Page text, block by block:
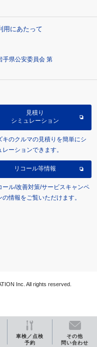
車検／点検
予約
その他
問い合わせ
用にあたって
手県公安委員会 第
見積り
シミュレーション
キのクルマの見積りを簡単にシ
レーションできます。
リコール等情報
ール/改善対策/サービスキャンペ
の情報をご覧いただけます。
Inc. All rights reserved.